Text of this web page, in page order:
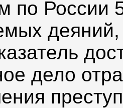
по России
дело